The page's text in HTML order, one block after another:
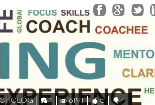
1 6191 5 4